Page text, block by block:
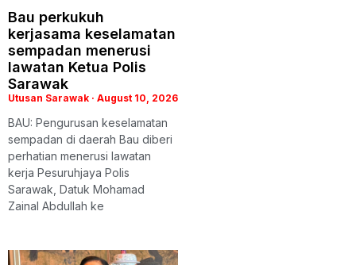
Bau perkukuh
kerjasama keselamatan
sempadan menerusi
lawatan Ketua Polis
Sarawak
Utusan Sarawak August 10, 2026
BAU: Pengurusan keselamatan
sempadan di daerah Bau diberi
perhatian menerusi lawatan
kerja Pesuruhjaya Polis
Sarawak, Datuk Mohamad
Zainal Abdullah ke